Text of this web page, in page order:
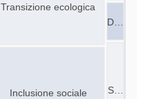
D…
Inclusione sociale
Transizione ecologica
S…